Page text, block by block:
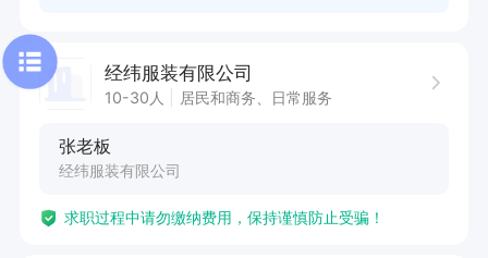
经纬服装有限公司
10-30人 居民和商务、日常服务
张老板
经纬服装有限公司
求职过程中请勿缴纳费用，保持谨慎防止受骗！